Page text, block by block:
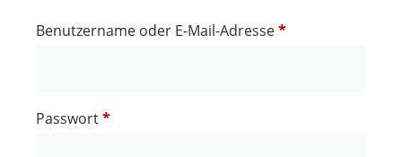
Benutzername oder E-Mail-Adresse*
Passwort*